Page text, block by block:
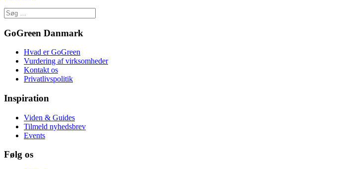
GoGreen Danmark
Hvad er GoGreen
Vurdering af virksomheder
Kontakt os
Privatlivspolitik
Inspiration
Viden & Guides
Tilmeld nyhedsbrev
Events
Følg os